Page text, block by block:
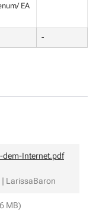
-
EA
dem-Internet.pdf
| LarissaBaron
MB)